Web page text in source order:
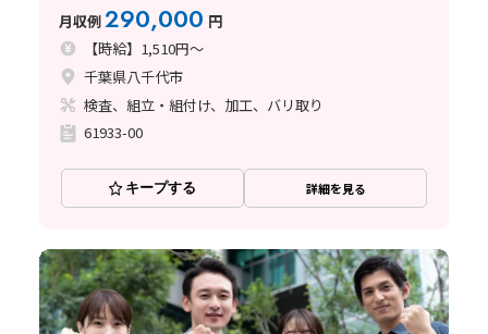
月収例290,000 円
【時給】1,510円～
千葉県八千代市
検査、組立・組付け、加工、バリ取り
61933-00
キープする 詳細を見る